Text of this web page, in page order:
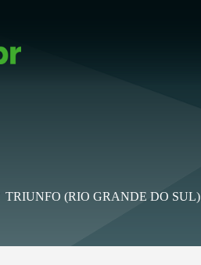
TRIUNFO (RIO GRANDE DO SUL)